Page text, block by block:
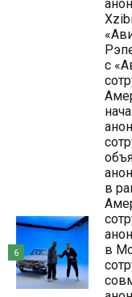
с
в
в
6